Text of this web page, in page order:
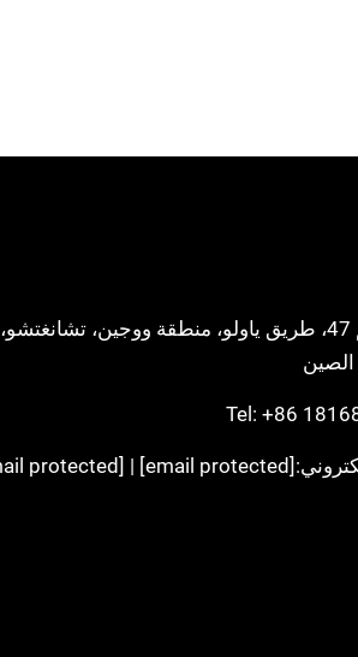
Add: رقم 47، طريق ياولو، منطقة ووجين، تشانغتشو،
الصين
Tel: +86
[email protected]
|
[email protected]